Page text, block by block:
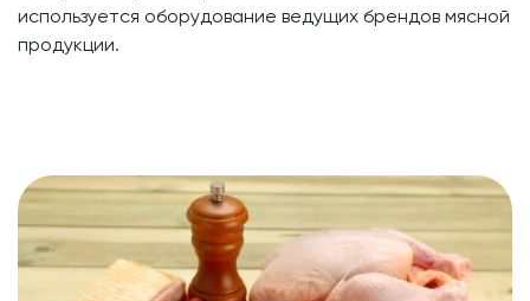
используется оборудование ведущих брендов мясной
продукции.